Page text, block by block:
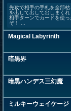
先攻で相手の手札を全部
を出して出して出しまく
相手ターンでカードを使
ぞ！ ...
Magical Labyrinth
暗黒界
暗黒ハンデス三幻魔
ミルキーウェイケー